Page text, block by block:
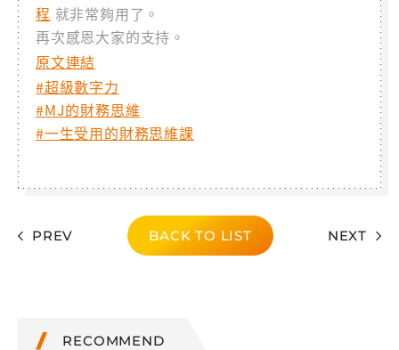
程 就非常夠用了。
再次感恩大家的支持。
原文連結
#超級數字力
#MJ的財務思維
#一生受用的財務思維課
PREV BACK TO LIST NEXT
RECOMMEND